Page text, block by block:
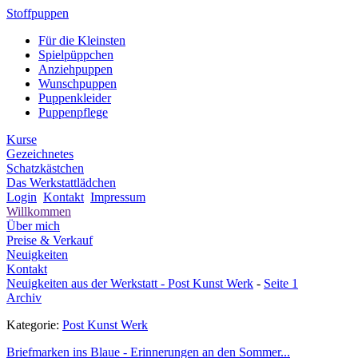
Stoffpuppen
Für die Kleinsten
Spielpüppchen
Anziehpuppen
Wunschpuppen
Puppenkleider
Puppenpflege
Kurse
Gezeichnetes
Schatzkästchen
Das Werkstattlädchen
Login Kontakt Impressum
Willkommen
Über mich
Preise & Verkauf
Neuigkeiten
Kontakt
Neuigkeiten aus der Werkstatt - Post Kunst Werk - Seite 1
Archiv
Kategorie: Post Kunst Werk
Briefmarken ins Blaue - Erinnerungen an den Sommer...